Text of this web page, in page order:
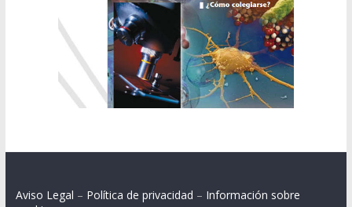
Aviso Legal – Política de privacidad – Información sobre